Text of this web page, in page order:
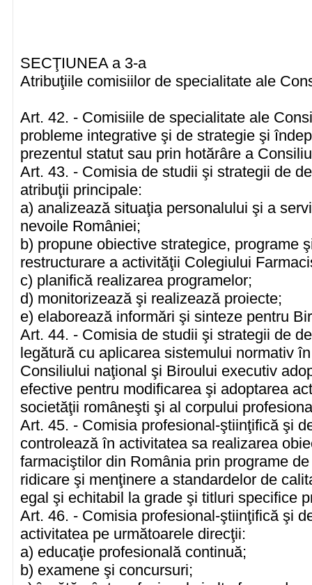
SECŢIUNEA a 3-a
Atribuţiile comisiilor de specialitate ale
Art. 42. - Comisiile de specialitate ale
probleme integrative şi de strategie şi
prezentul statut sau prin hotărâre a
Art. 43. - Comisia de studii şi strategii de
atribuţii principale:
a) analizează situaţia personalului şi a
nevoile României;
b) propune obiective strategice, programe
restructurare a activităţii Colegiului
c) planifică realizarea programelor;
d) monitorizează şi realizează proiecte;
e) elaborează informări şi sinteze pentru
Art. 44. - Comisia de studii şi strategii de
legătură cu aplicarea sistemului normativ
Consiliului naţional şi Biroului executiv
efective pentru modificarea şi adoptarea
societăţii româneşti şi al corpului
Art. 45. - Comisia profesional-ştiinţifică şi
controlează în activitatea sa realizarea
farmaciştilor din România prin programe
ridicare şi menţinere a standardelor de
egal şi echitabil la grade şi titluri specifice
Art. 46. - Comisia profesional-ştiinţifică şi
activitatea pe următoarele direcţii:
a) educaţie profesională continuă;
b) examene şi concursuri;